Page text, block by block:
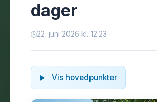
dager
22. juni 2026 kl. 12:23
Vis hovedpunkter